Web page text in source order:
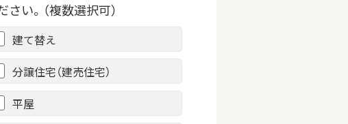
い。（複数選択可）
建て替え
分譲住宅（建売住宅）
平屋